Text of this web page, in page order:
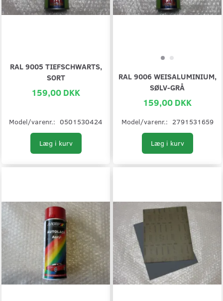
RAL 9005 TIEFSCHWARTS,
SORT
159,00 DKK
Model/varenr.: 0501530424
Læg i kurv
RAL 9006 WEISALUMINIUM,
SØLV-GRÅ
159,00 DKK
Model/varenr.: 2791531659
Læg i kurv